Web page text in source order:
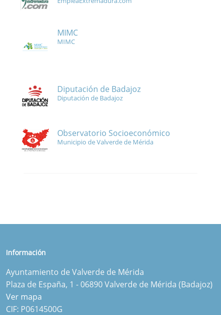
MIMC
MIMC
Diputación de Badajoz
Diputación de Badajoz
Observatorio Socioeconómico
Municipio de Valverde de Mérida
Información
Ayuntamiento de Valverde de Mérida
Plaza de España, 1 - 06890 Valverde de Mérida (Badajoz)
Ver mapa
CIF: P0614500G